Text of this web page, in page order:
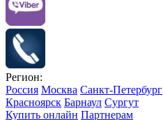
Регион:
Россия Москва Санкт-Петербург
Красноярск Барнаул Сургут
Купить онлайн Партнерам